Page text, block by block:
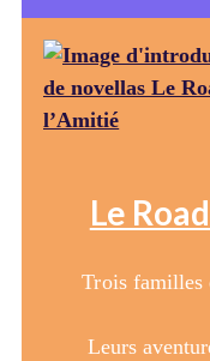
Le
Trois familles
Leurs